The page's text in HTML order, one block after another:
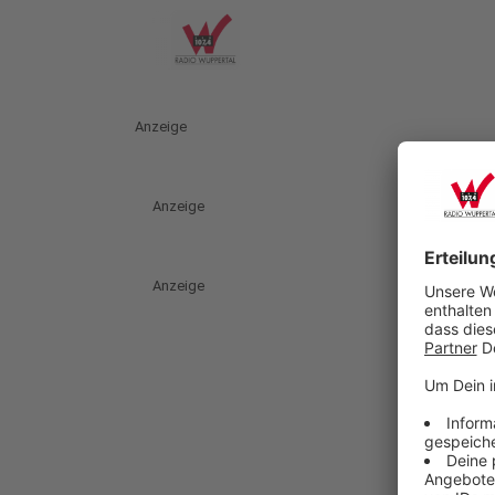
Anzeige
Anzeige
Anzeige